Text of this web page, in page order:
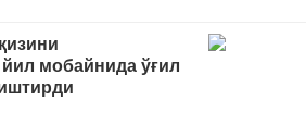
мобайнида ўғил